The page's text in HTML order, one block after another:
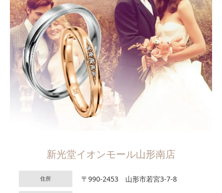
新光堂イオンモール山形南店
住所 〒990-2453 山形市若宮3-7-8